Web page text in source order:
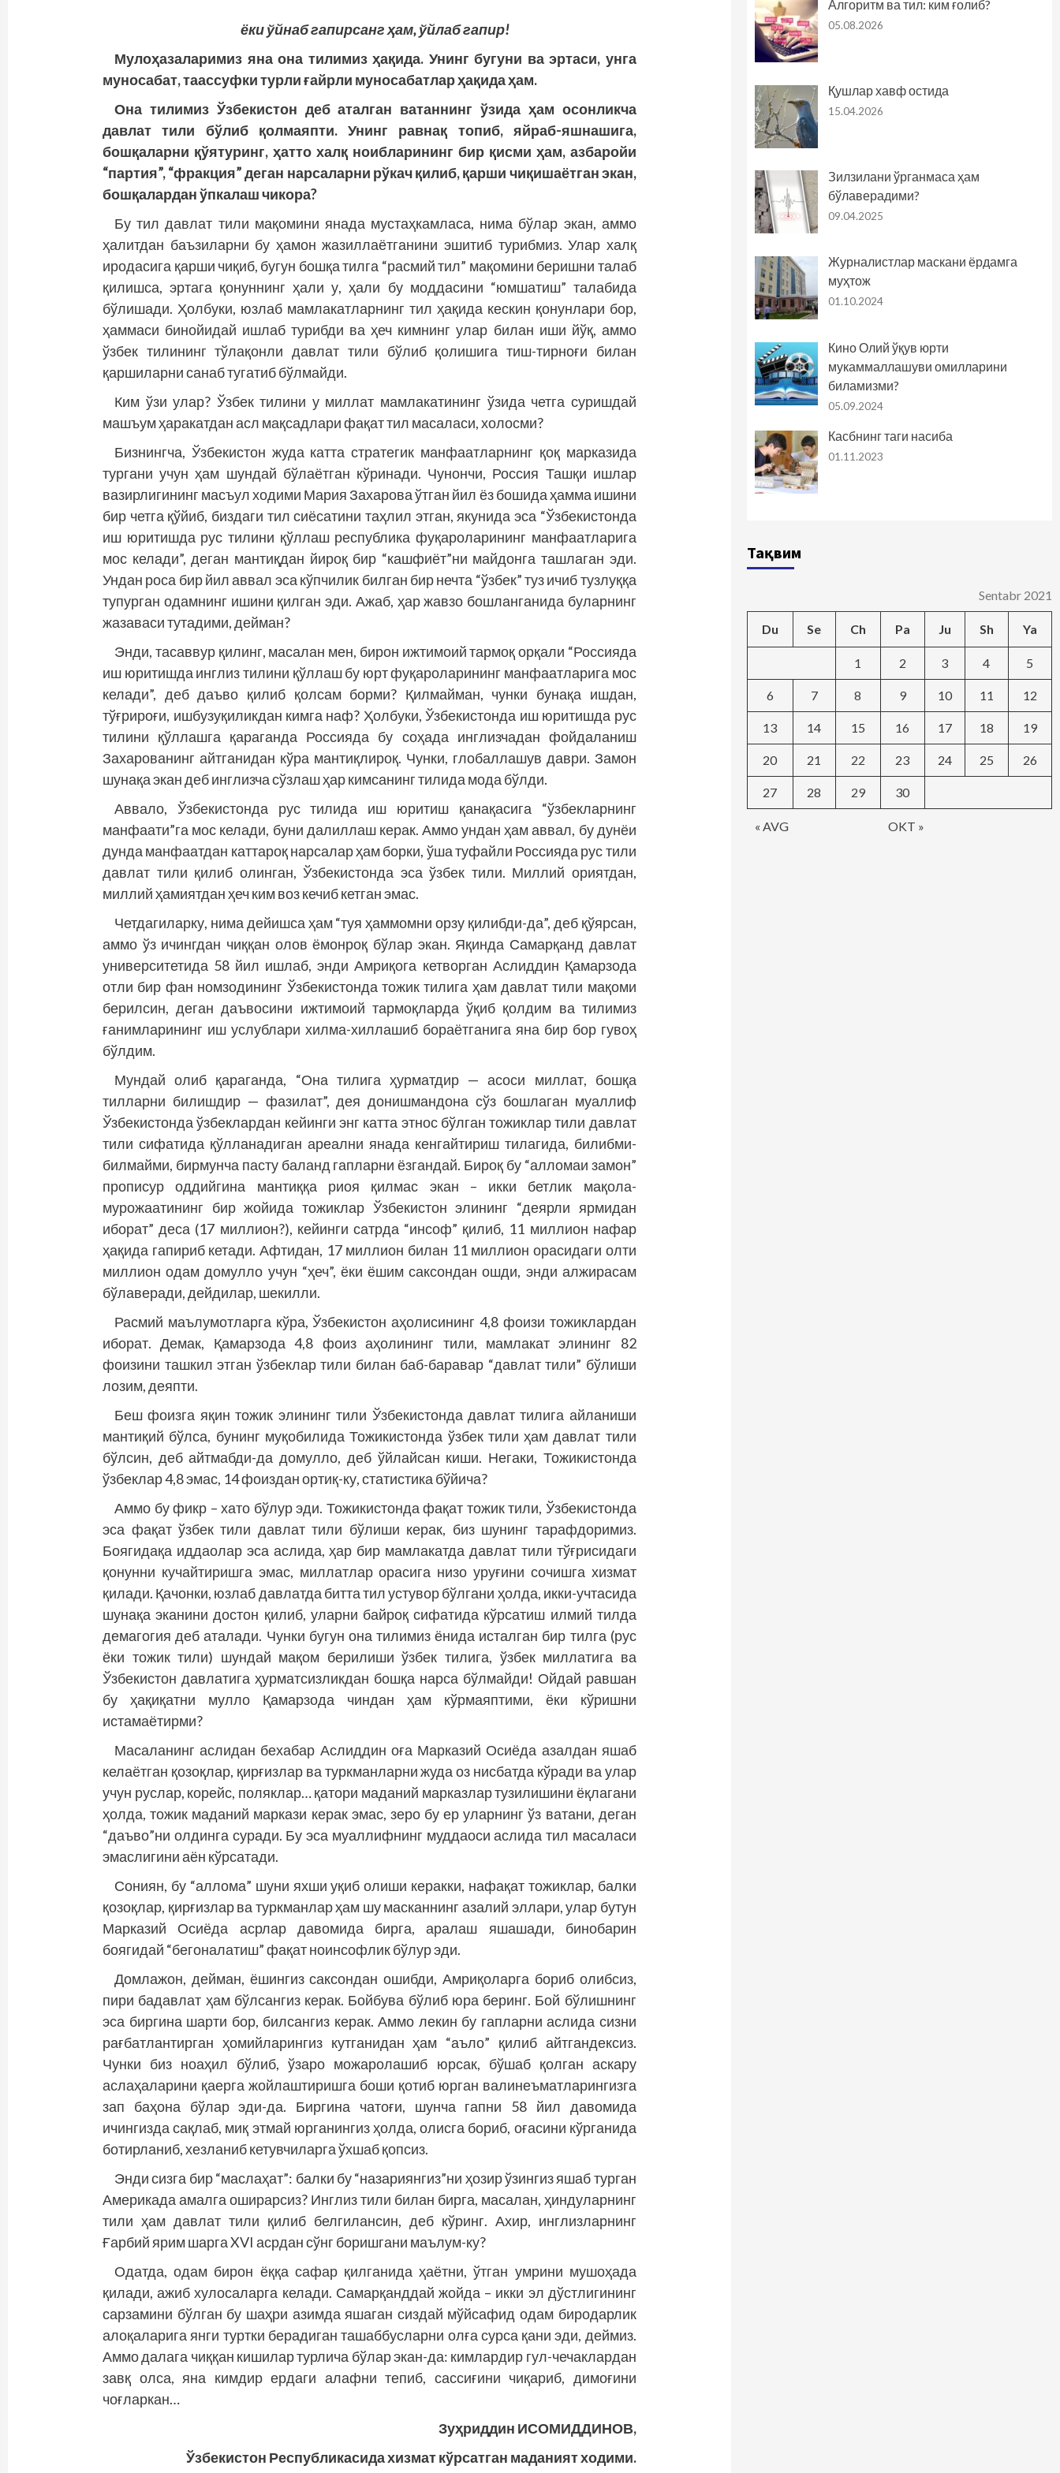
ёки ўйнаб гапирсанг ҳам, ўйлаб гапир!
Мулоҳазаларимиз яна она тилимиз ҳақида. Унинг бугуни ва эртаси, унга
муносабат, таассуфки турли ғайрли муносабатлар ҳақида ҳам.
Она тилимиз Ўзбекистон деб аталган ватаннинг ўзида ҳам осонликча
давлат тили бўлиб қолмаяпти. Унинг равнақ топиб, яйраб-яшнашига,
бошқаларни қўятуринг, ҳатто халқ ноибларининг бир қисми ҳам, азбаройи
“партия”, “фракция” деган нарсаларни рўкач қилиб, қарши чиқишаётган экан,
бошқалардан ўпкалаш чикора?
Бу тил давлат тили мақомини янада мустаҳкамласа, нима бўлар экан, аммо
ҳалитдан баъзиларни бу ҳамон жазиллаётганини эшитиб турибмиз. Улар халқ
иродасига қарши чиқиб, бугун бошқа тилга “расмий тил” мақомини беришни талаб
қилишса, эртага қонуннинг ҳали у, ҳали бу моддасини “юмшатиш” талабида
бўлишади. Ҳолбуки, юзлаб мамлакатларнинг тил ҳақида кескин қонунлари бор,
ҳаммаси бинойидай ишлаб турибди ва ҳеч кимнинг улар билан иши йўқ, аммо
ўзбек тилининг тўлақонли давлат тили бўлиб қолишига тиш-тирноғи билан
қаршиларни санаб тугатиб бўлмайди.
Ким ўзи улар? Ўзбек тилини у миллат мамлакатининг ўзида четга суришдай
машъум ҳаракатдан асл мақсадлари фақат тил масаласи, холосми?
Бизнингча, Ўзбекистон жуда катта стратегик манфаатларнинг қоқ марказида
тургани учун ҳам шундай бўлаётган кўринади. Чунончи, Россия Ташқи ишлар
вазирлигининг масъул ходими Мария Захарова ўтган йил ёз бошида ҳамма ишини
бир четга қўйиб, биздаги тил сиёсатини таҳлил этган, якунида эса “Ўзбекистонда
иш юритишда рус тилини қўллаш республика фуқароларининг манфаатларига
мос келади”, деган мантиқдан йироқ бир “кашфиёт”ни майдонга ташлаган эди.
Ундан роса бир йил аввал эса кўпчилик билган бир нечта “ўзбек” туз ичиб тузлуққа
тупурган одамнинг ишини қилган эди. Ажаб, ҳар жавзо бошланганида буларнинг
жазаваси тутадими, дейман?
Энди, тасаввур қилинг, масалан мен, бирон ижтимоий тармоқ орқали “Россияда
иш юритишда инглиз тилини қўллаш бу юрт фуқароларининг манфаатларига мос
келади”, деб даъво қилиб қолсам борми? Қилмайман, чунки бунақа ишдан,
тўғрироғи, ишбузуқиликдан кимга наф? Ҳолбуки, Ўзбекистонда иш юритишда рус
тилини қўллашга қараганда Россияда бу соҳада инглизчадан фойдаланиш
Захарованинг айтганидан кўра мантиқлироқ. Чунки, глобаллашув даври. Замон
шунақа экан деб инглизча сўзлаш ҳар кимсанинг тилида мода бўлди.
Аввало, Ўзбекистонда рус тилида иш юритиш қанақасига “ўзбекларнинг
манфаати”га мос келади, буни далиллаш керак. Аммо ундан ҳам аввал, бу дунёи
дунда манфаатдан каттароқ нарсалар ҳам борки, ўша туфайли Россияда рус тили
давлат тили қилиб олинган, Ўзбекистонда эса ўзбек тили. Миллий ориятдан,
миллий ҳамиятдан ҳеч ким воз кечиб кетган эмас.
Четдагиларку, нима дейишса ҳам “туя ҳаммомни орзу қилибди-да”, деб қўярсан,
аммо ўз ичингдан чиққан олов ёмонроқ бўлар экан. Яқинда Самарқанд давлат
университетида 58 йил ишлаб, энди Амриқога кетворган Аслиддин Қамарзода
отли бир фан номзодининг Ўзбекистонда тожик тилига ҳам давлат тили мақоми
берилсин, деган даъвосини ижтимоий тармоқларда ўқиб қолдим ва тилимиз
ғанимларининг иш услублари хилма-хиллашиб бораётганига яна бир бор гувоҳ
бўлдим.
Мундай олиб қараганда, “Она тилига ҳурматдир — асоси миллат, бошқа
тилларни билишдир — фазилат”, дея донишмандона сўз бош­лаган муаллиф
Ўзбекистонда ўзбеклардан кейинги энг катта этнос бўлган тожиклар тили давлат
тили сифатида қўлланадиган ареални янада кенгайтириш тилагида, билибми-
билмайми, бирмунча пасту баланд гапларни ёзгандай. Бироқ бу “алломаи замон”
прописур оддийгина мантиққа риоя қилмас экан – икки бетлик мақола-
мурожаатининг бир жойида тожиклар Ўзбекис­тон элининг “деярли ярмидан
иборат” деса (17 миллион?), кейинги сатрда “инсоф” қилиб, 11 миллион нафар
ҳақида гапириб кетади. Афтидан, 17 миллион билан 11 миллион орасидаги олти
миллион одам домулло учун “ҳеч”, ёки ёшим саксондан ошди, энди алжирасам
бўлаверади, дейдилар, шекилли.
Расмий маълумотларга кўра, Ўзбекистон аҳолисининг 4,8 фоизи тожиклардан
иборат. Демак, Қамарзода 4,8 фоиз аҳолининг тили, мамлакат элининг 82
фоизини ташкил этган ўзбеклар тили билан баб-баравар “давлат тили” бўлиши
лозим, деяпти.
Беш фоизга яқин тожик элининг тили Ўзбекистонда давлат тилига айланиши
мантиқий бўлса, бунинг муқобилида Тожикистонда ўзбек тили ҳам давлат тили
бўлсин, деб айтмабди-да домулло, деб ўйлайсан киши. Негаки, Тожикистонда
ўзбеклар 4,8 эмас, 14 фоиздан ортиқ-ку, статистика бўйича?
Аммо бу фикр – хато бўлур эди. Тожикистонда фақат тожик тили, Ўзбекистонда
эса фақат ўзбек тили давлат тили бўлиши керак, биз шунинг тарафдоримиз.
Боягидақа иддаолар эса аслида, ҳар бир мамлакатда давлат тили тўғрисидаги
қонунни кучайтиришга эмас, миллатлар орасига низо уруғини сочишга хизмат
қилади. Қачонки, юзлаб давлатда битта тил устувор бўлгани ҳолда, икки-учтасида
шунақа эканини достон қилиб, уларни байроқ сифатида кўрсатиш илмий тилда
демагогия деб аталади. Чунки бугун она тилимиз ёнида исталган бир тилга (рус
ёки тожик тили) шундай мақом берилиши ўзбек тилига, ўзбек миллатига ва
Ўзбекистон давлатига ҳурматсизликдан бошқа нарса бўлмайди! Ойдай равшан
бу ҳақиқатни мулло Қамарзода чиндан ҳам кўрмаяптими, ёки кўришни
истамаётирми?
Масаланинг аслидан бехабар Аслиддин оға Марказий Осиёда азалдан яшаб
келаётган қозоқлар, қирғизлар ва туркманларни жуда оз нисбатда кўради ва улар
учун руслар, корейс, поляклар… қатори маданий марказлар тузилишини ёқлагани
ҳолда, тожик маданий маркази керак эмас, зеро бу ер уларнинг ўз ватани, деган
“даъво”ни олдинга суради. Бу эса муаллифнинг муддаоси аслида тил масаласи
эмаслигини аён кўрсатади.
Сониян, бу “аллома” шуни яхши уқиб олиши керакки, нафақат тожиклар, балки
қозоқлар, қирғизлар ва туркманлар ҳам шу масканнинг азалий эллари, улар бутун
Марказий Осиёда асрлар давомида бирга, аралаш яшашади, бинобарин
боягидай “бегоналатиш” фақат ноинсофлик бўлур эди.
Домлажон, дейман, ёшингиз саксондан ошибди, Амриқоларга бориб олибсиз,
пири бадавлат ҳам бўлсангиз керак. Бойбува бўлиб юра беринг. Бой бўлишнинг
эса биргина шарти бор, билсангиз керак. Аммо лекин бу гапларни аслида сизни
рағбатлантирган ҳомийларингиз кутганидан ҳам “аъло” қилиб айтгандексиз.
Чунки биз ноаҳил бўлиб, ўзаро можаролашиб юрсак, бўшаб қолган аскару
аслаҳаларини қаерга жойлаштиришга боши қотиб юрган валинеъматларингизга
зап баҳона бўлар эди-да. Биргина чатоғи, шунча гапни 58 йил давомида
ичингизда сақлаб, миқ этмай юрганингиз ҳолда, олисга бориб, оғасини кўрганида
ботирланиб, хезланиб кетувчиларга ўхшаб қопсиз.
Энди сизга бир “маслаҳат”: балки бу “назариянгиз”ни ҳозир ўзингиз яшаб турган
Америкада амалга оширарсиз? Инглиз тили билан бирга, масалан, ҳиндуларнинг
тили ҳам давлат тили қилиб белгилансин, деб кўринг. Ахир, инглизларнинг
Ғарбий ярим шарга XVI асрдан сўнг боришгани маълум-ку?
Одатда, одам бирон ёққа сафар қилганида ҳаётни, ўтган умрини мушоҳада
қилади, ажиб хулосаларга келади. Самарқанддай жойда – икки эл дўстлигининг
сарзамини бўлган бу шаҳри азимда яшаган сиздай мўйсафид одам биродарлик
алоқаларига янги туртки берадиган ташаббусларни олға сурса қани эди, деймиз.
Аммо далага чиққан кишилар турлича бўлар экан-да: кимлардир гул-чечаклардан
завқ олса, яна кимдир ердаги алафни тепиб, сассиғини чиқариб, димоғини
чоғларкан…
Зуҳриддин ИСОМИДДИНОВ,
Ўзбекистон Республикасида хизмат кўрсатган маданият ходими.
Алгоритм ва тил: ким ғолиб?
05.08.2026
Қушлар хавф остида
15.04.2026
Зилзилани ўрганмаса ҳам
бўлаверадими?
09.04.2025
Журналистлар маскани ёрдамга
муҳтож
01.10.2024
Кино Олий ўқув юрти
мукаммаллашуви омилларини
биламизми?
05.09.2024
Касбнинг таги насиба
01.11.2023
Тақвим
Sentabr 2021
Du Se Ch Pa Ju Sh Ya
« AVG OKT »
1 2 3 4 5
6 7 8 9 10 11 12
13 14 15 16 17 18 19
20 21 22 23 24 25 26
27 28 29 30